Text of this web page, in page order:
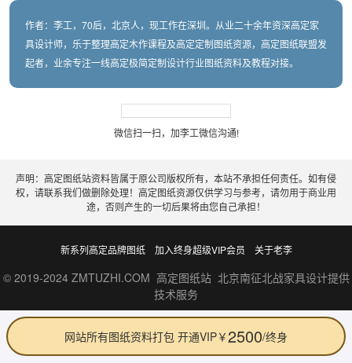
作者：李工，70后，北京人，现工作在深圳。从业二十余年资深高定家
具设计师，乐于整理高定木作课程及高定定制图纸资源，高定图纸联盟发
起者，业余专注一线高定极简定制设计行业图纸资料及教程对接。
微信扫一扫，加李工微信沟通!
声明：高定图纸站资料皆属于原公司版权所有，本站不承担任何责任。如有侵
权，请联系我们做删除处理！高定图纸资源仅供学习与参考，请勿用于商业用
途，否则产生的一切后果将由您自己承担！
新系列高定品牌图纸 加入终身超级VIP会员 关于老李